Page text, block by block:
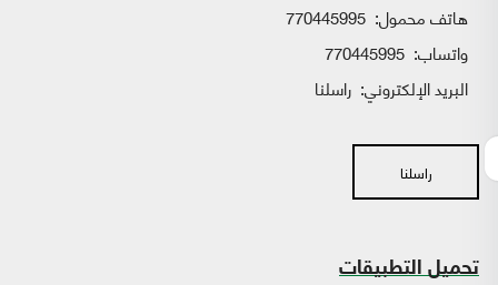
هاتف محمول: 770445995
واتساب:
البريد الإلكتروني: راسلنا
راسلنا
تحميل التطبيقات